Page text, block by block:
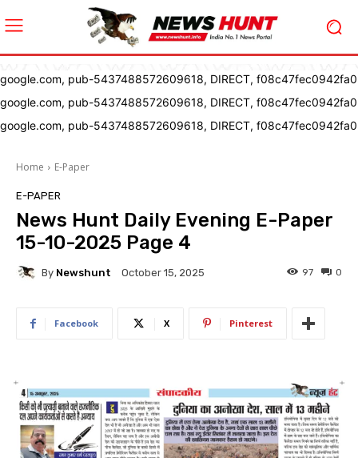
google.com, pub-5437488572609618, DIRECT, f08c47fec0942fa0
google.com, pub-5437488572609618, DIRECT, f08c47fec0942fa0
google.com, pub-5437488572609618, DIRECT, f08c47fec0942fa0
Home E-Paper
E-PAPER
News Hunt Daily Evening E-Paper
15-10-2025 Page 4
By Newshunt October 15, 2025 0
97
Facebook X Pinterest